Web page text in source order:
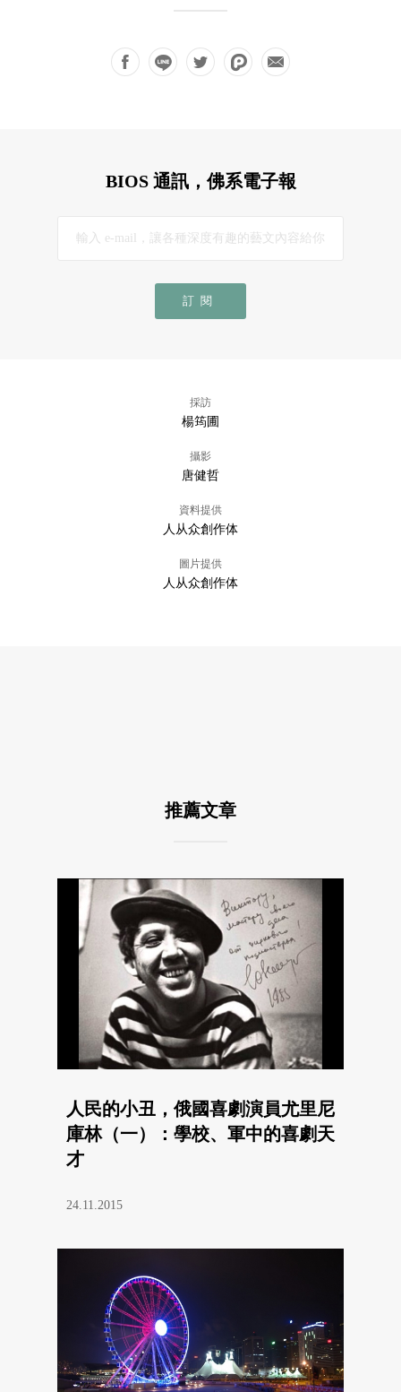
BIOS 通訊，佛系電子報
訂閱
採訪
楊筠圃
攝影
唐健哲
資料提供
人从众創作体
圖片提供
人从众創作体
推薦文章
人民的小丑，俄國喜劇演員尤里尼
庫林（一）：學校、軍中的喜劇天
才
24.11.2015